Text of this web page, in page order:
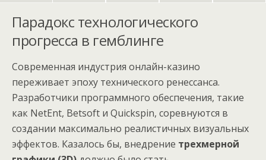
Парадокс технологического
прогресса в гемблинге
Современная индустрия онлайн-казино
переживает эпоху технического ренессанса.
Разработчики программного обеспечения, такие
как NetEnt, Betsoft и Quickspin, соревнуются в
создании максимально реалистичных визуальных
эффектов. Казалось бы, внедрение трехмерной